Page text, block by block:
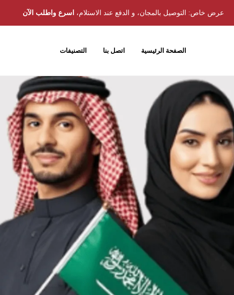
عرض خاص: التوصيل بالمجان، و الدفع عند الاستلام، اسرع واطلب الآن
الصفحة الرئيسية اتصل بنا التصنيفات